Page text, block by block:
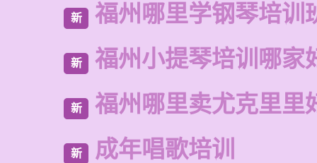
新 福州哪里学钢琴培训
新 福州小提琴培训哪家
新 福州哪里卖尤克里里
新 成年唱歌培训